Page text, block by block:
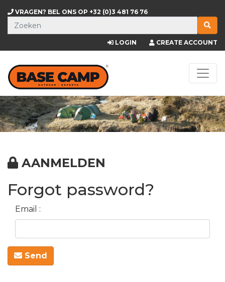
VRAGEN? BEL ONS OP +32 (0)3 481 76 76
LOGIN CREATE ACCOUNT
AANMELDEN
Forgot password?
Email :
Send